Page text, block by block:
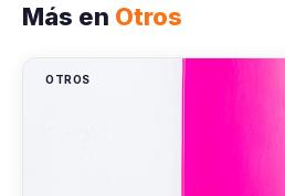
Más en Otros
OTROS